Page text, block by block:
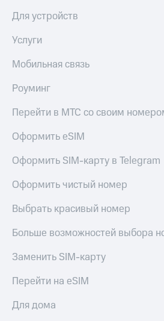
Для устройств
Услуги
Мобильная связь
Роуминг
Перейти в МТС со своим
Оформить eSIM
Оформить SIM-карту в Telegram
Оформить чистый номер
Выбрать красивый номер
Больше возможностей выбора
Заменить SIM-карту
Перейти на eSIM
Для дома